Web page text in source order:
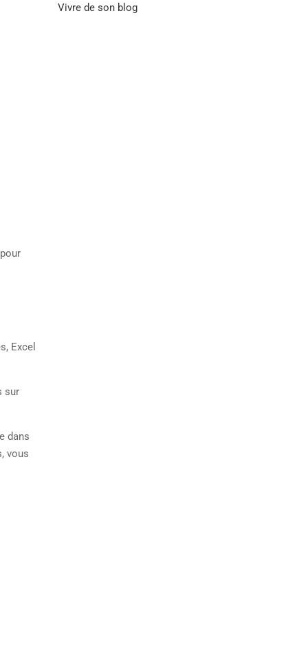
Excel
sur
dans
vous
Vivre de son blog